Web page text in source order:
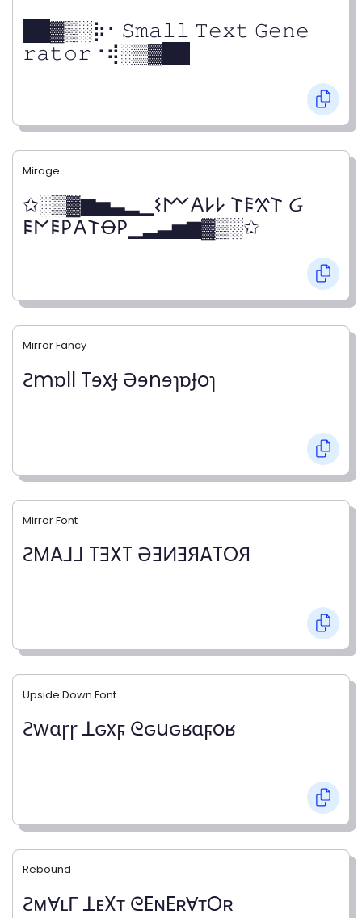
██▓▒­░⡷⠂𝚂𝚖𝚊𝚕𝚕 𝚃𝚎𝚡𝚝 𝙶𝚎𝚗𝚎
𝚛𝚊𝚝𝚘𝚛⠐⢾░▒▓██
Mirage
✩░▒▓▆▅▃▂▁𐌔𐌌𐌀𐌋𐌋 𐌕𐌄𐋄𐌕 Ᏽ
𐌄𐌍𐌄𐌓𐌀𐌕Ꝋ𐌓▁▂▃▅▆▓▒░✩
Mirror Fancy
Ƨmɒll TɘxɈ ӘɘnɘɿɒɈoɿ
Mirror Font
ƧMA⅃⅃ TƎXT ӘƎИƎЯATOЯ
Upside Down Font
Ƨwɑɼɼ ꓕԍxϝ ᘓԍuԍʁɑϝoʁ
Rebound
ƧᴍⱯʟΓ ꓕᴇXᴛ ᘓEɴEʀⱯᴛOʀ